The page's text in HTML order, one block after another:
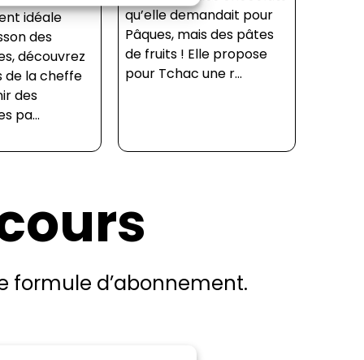
idéale
des
découvrez
de la cheffe
des
pa...
qu’elle demandait pour
Pâques, mais des pâtes
de fruits ! Elle propose
pour Tchac une r...
formule d’abonnement.